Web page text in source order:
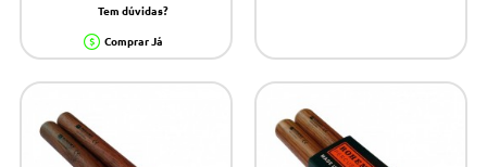
Tem dúvidas?
Comprar Já